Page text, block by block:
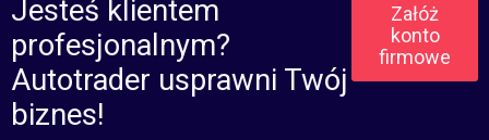
Jesteś klientem
profesjonalnym?
Autotrader usprawni Twój
biznes!
Załóż
konto
firmowe